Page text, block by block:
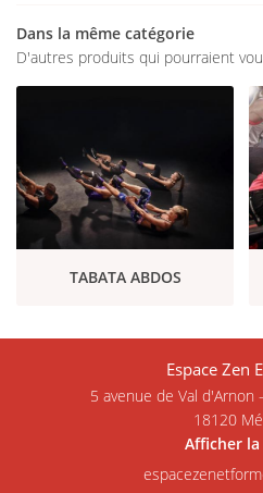
Avis
Actualités
Dans la même catégorie
D'autres produits qui pourraient
TABATA ABDOS
Espace Zen
5 avenue de Val d'Arnon
18120
Afficher